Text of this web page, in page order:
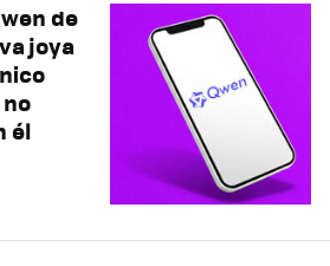
de
joya
él